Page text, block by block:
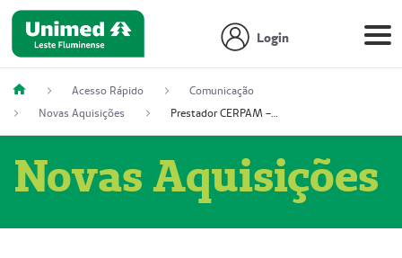
Login
Acesso Rápido
Comunicação
Novas Aquisições
Prestador CERPAM – Centro de Reabilitação S/S Ltda-ME (52004274-8)
Novas Aquisições